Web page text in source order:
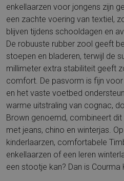
enkellaarzen voor jongens zijn
een zachte voering van textiel,
blijven tijdens schooldagen en
De robuuste rubber zool geeft
stoepen en bladeren, terwijl de
millimeter extra stabiliteit geeft
comfort. De pasvorm is fijn
en het vaste voetbed
warme uitstraling van cognac,
Brown genoemd, combineert
met jeans, chino en winterjas.
kinderlaarzen, comfortabele
enkellaarzen of een leren
een stootje kan? Dan is Courma